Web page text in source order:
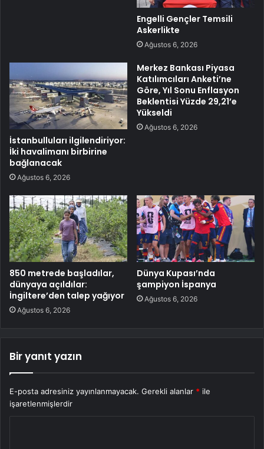
Engelli Gençler Temsili
Askerlikte
Ağustos 6, 2026
İstanbulluları ilgilendiriyor:
İki havalimanı birbirine
bağlanacak
Ağustos 6, 2026
Merkez Bankası Piyasa
Katılımcıları Anketi’ne
Göre, Yıl Sonu Enflasyon
Beklentisi Yüzde 29,21’e
Yükseldi
Ağustos 6, 2026
850 metrede başladılar,
dünyaya açıldılar:
İngiltere’den talep yağıyor
Ağustos 6, 2026
Dünya Kupası’nda
şampiyon İspanya
Ağustos 6, 2026
Bir yanıt yazın
E-posta adresiniz yayınlanmayacak. Gerekli alanlar * ile
işaretlenmişlerdir